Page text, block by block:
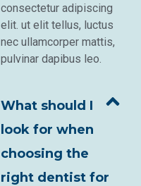
consectetur adipiscing
elit. ut elit tellus, luctus
nec ullamcorper mattis,
pulvinar dapibus leo.
What should I
look for when
choosing the
right dentist for